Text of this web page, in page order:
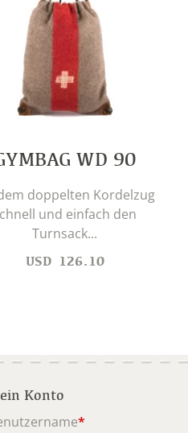
WD 90
doppelten Kordelzug
und einfach den
Turnsack...
USD 126.10
Konto
*